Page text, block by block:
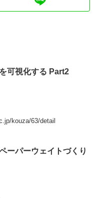
可視化する Part2
kouza/63/detail
ーパーウェイトづくり